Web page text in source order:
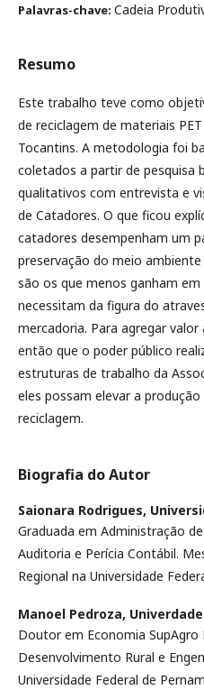
Palavras-chave: Cadeia
Resumo
Este trabalho teve como
de reciclagem de materiais
Tocantins. A metodologia foi
coletados a partir de pesquisa
qualitativos com entrevista e
de Catadores. O que ficou
catadores desempenham um
preservação do meio
são os que menos ganham
necessitam da figura do
mercadoria. Para agregar
então que o poder público
estruturas de trabalho da
eles possam elevar a
reciclagem.
Biografia do Autor
Saionara Rodrigues,
Graduada em Administração
Auditoria e Perícia Contábil.
Regional na Universidade
Manoel Pedroza,
Doutor em Economia
Desenvolvimento Rural e
Universidade Federal de